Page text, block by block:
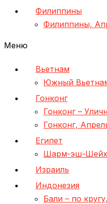
Филиппины
Филиппины,
Меню
Вьетнам
Южный
Гонконг
Гонконг –
Гонконг,
Египет
Шарм-эш-Шейх
Израиль
Индонезия
Бали – по